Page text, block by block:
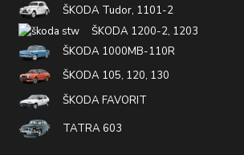
ŠKODA Tudor, 1101-2
ŠKODA 1200-2, 1203
ŠKODA 1000MB-110R
ŠKODA 105, 120, 130
ŠKODA FAVORIT
TATRA 603